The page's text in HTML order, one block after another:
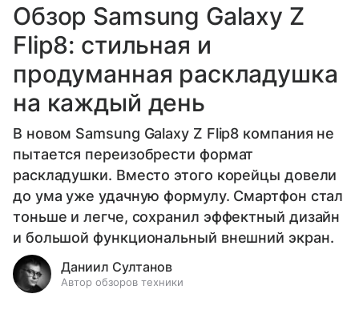
Обзор Samsung Galaxy Z
Flip8: стильная и
продуманная раскладушка
на каждый день
В новом Samsung Galaxy Z Flip8 компания не
пытается переизобрести формат
раскладушки. Вместо этого корейцы довели
до ума уже удачную формулу. Смартфон стал
тоньше и легче, сохранил эффектный дизайн
и большой функциональный внешний экран.
Даниил Султанов
Автор обзоров техники